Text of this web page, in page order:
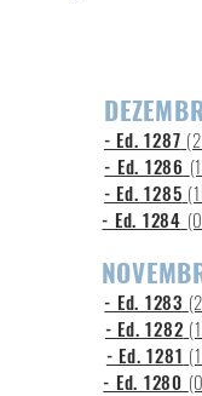
- Ed. 1287
- Ed. 1286
- Ed. 1285
- Ed. 1284
- Ed. 1283
- Ed. 1282
- Ed. 1281
- Ed. 1280